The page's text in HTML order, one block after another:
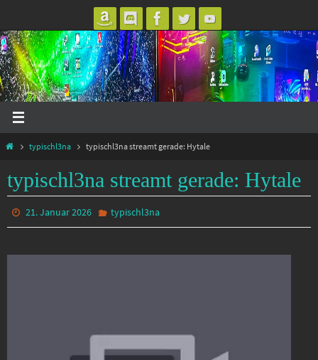
Inhalt
springen
Starttypischl3na typischl3na streamt gerade: Hytale
typischl3na streamt gerade: Hytale
21. Januar 2026 typischl3na